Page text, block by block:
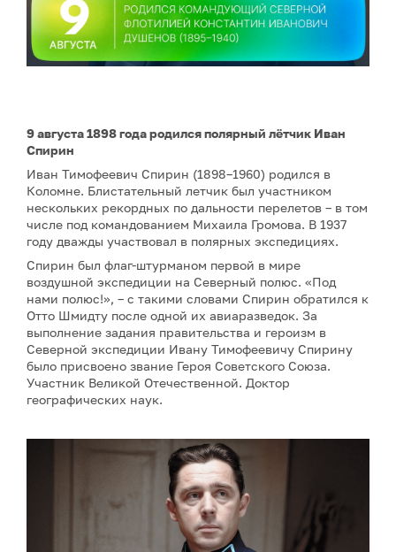
9 августа 1898 года родился полярный лётчик Иван
Спирин
Иван Тимофеевич Спирин (1898–1960) родился в
Коломне. Блистательный летчик был участником
нескольких рекордных по дальности перелетов – в том
числе под командованием Михаила Громова. В 1937
году дважды участвовал в полярных экспедициях.
Спирин был флаг-штурманом первой в мире
воздушной экспедиции на Северный полюс. «Под
нами полюс!», – с такими словами Спирин обратился к
Отто Шмидту после одной их авиаразведок. За
выполнение задания правительства и героизм в
Северной экспедиции Ивану Тимофеевичу Спирину
было присвоено звание Героя Советского Союза.
Участник Великой Отечественной. Доктор
географических наук.